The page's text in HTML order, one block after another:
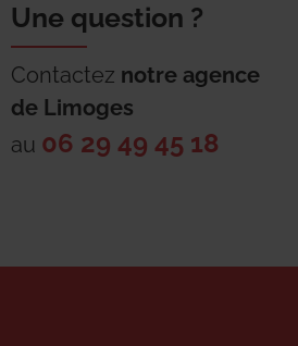
Une question ?
Contactez notre agence
de Limoges
au 06 29 49 45 18